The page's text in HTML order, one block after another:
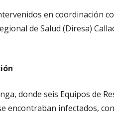
en coordinación
de Salud (Diresa)
donde seis Equipos de
encontraban infectados,